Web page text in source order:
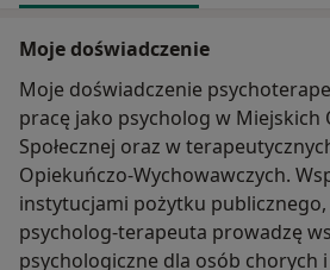
Moje doświadczenie
Moje doświadczenie
pracę jako psycholog w Miejskich
Społecznej oraz w
Opiekuńczo-Wychowawczych.
instytucjami pożytku
psycholog-terapeuta prowadzę
psychologiczne dla osób chorych